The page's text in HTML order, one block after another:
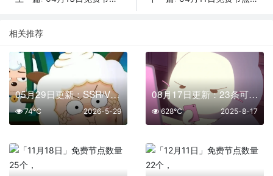
相关推荐
05月29日更新：SSR/V2Ray/Clash可用节点39条分享
2026-5-29
74℃
08月17日更新：23条可用免费节点 | 2025年SSR/V2ray/Clash订阅链接
2025-8-17
628℃